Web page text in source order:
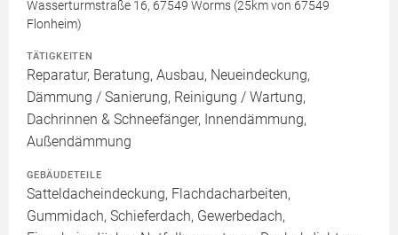
Wasserturmstraße 16, 67549 Worms (25km von 67549
Flonheim)
TÄTIGKEITEN
Reparatur, Beratung, Ausbau, Neueindeckung,
Dämmung / Sanierung, Reinigung / Wartung,
Dachrinnen & Schneefänger, Innendämmung,
Außendämmung
GEBÄUDETEILE
Satteldacheindeckung, Flachdacharbeiten,
Gummidach, Schieferdach, Gewerbedach,